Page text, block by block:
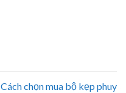
Cách chọn mua bộ kẹp phuy